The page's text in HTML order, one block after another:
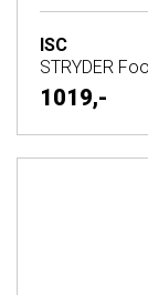
ISC
STRYDER
1019,-